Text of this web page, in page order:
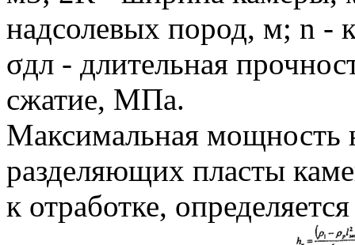
надсолевых пород, м; n -
σдл - длительная
сжатие, МПа.
Максимальная мощность
разделяющих пласты
к отработке,